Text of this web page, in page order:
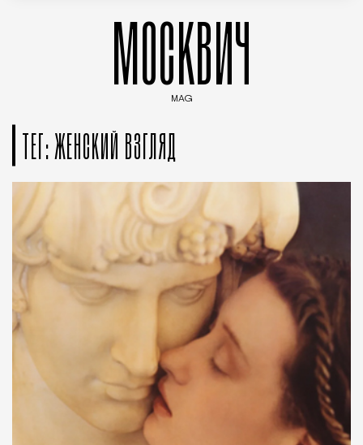
МОСКВИЧ
MAG
ТЕГ: ЖЕНСКИЙ ВЗГЛЯД